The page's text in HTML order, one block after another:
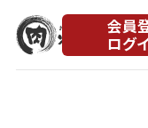
会員
ログ